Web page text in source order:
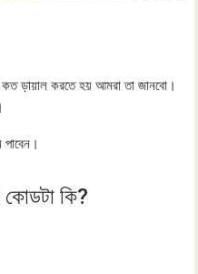
ড়ায়াল করতে হয় আমরা তা জানবো।
কি?